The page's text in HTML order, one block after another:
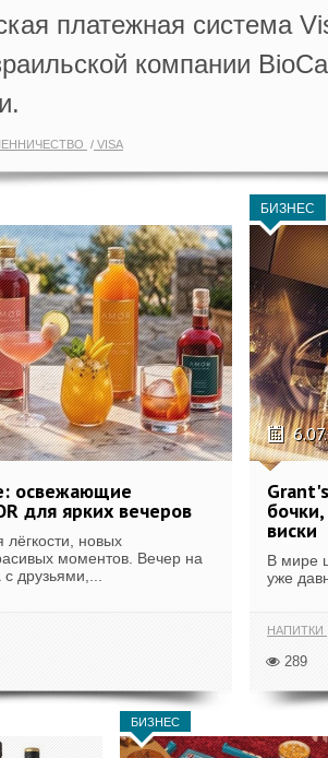
платежная система
компании
VISA
освежающие
для ярких вечеров
лёгкости, новых
моментов. Вечер на
друзьями,...
БИЗНЕС
виски
В мире
уже
НАПИТКИ
289
БИЗНЕС